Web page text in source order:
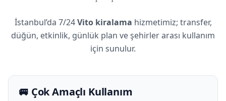
İstanbul’da 7/24Vito kiralama hizmetimiz; transfer,
düğün, etkinlik, günlük plan ve şehirler arası kullanım
için sunulur.
🚐 Çok Amaçlı Kullanım